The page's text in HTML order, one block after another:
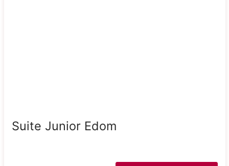
Suite Junior Edom